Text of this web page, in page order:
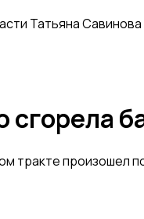
Татьяна
сгорела
тракте